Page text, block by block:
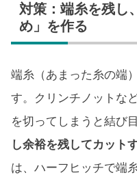
対策：端糸を残し
め」を作る
端糸（あまった糸の端
す。クリンチノットな
を切ってしまうと結び
し余裕を残してカット
は、ハーフヒッチで端